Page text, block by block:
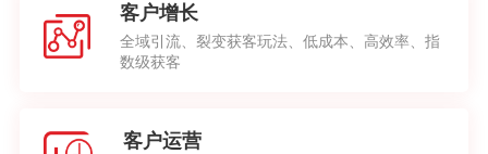
客户增长
全域引流、裂变获客玩法、低成本、高效率、指
数级获客
客户运营